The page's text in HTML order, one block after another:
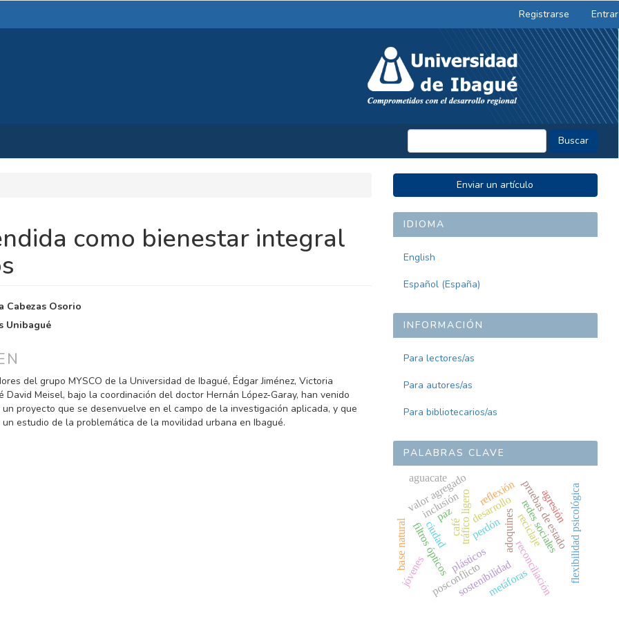
Registrarse Entrar
Buscar
como bienestar integral
Cabezas Osorio
Unibagué
del grupo MYSCO de la Universidad de Ibagué, Édgar Jiménez, Victoria
David Meisel, bajo la coordinación del doctor Hernán López-Garay, han venido
proyecto que se desenvuelve en el campo de la investigación aplicada, y que
estudio de la problemática de la movilidad urbana en Ibagué.
ENVIAR
UN
ARTÍCULO
Enviar un artículo
IDIOMA
English
Español (España)
INFORMACIÓN
Para lectores/as
Para autores/as
Para bibliotecarios/as
PALABRAS CLAVE
adoquinesreciclaje
plásticos
tráfico ligero
paz
posconflicto
café
sostenibilidad
desarrollo
perdón
reconciliación
reflexión
valor agregado pruebas de estado
metáforas flexibilidad psicológica
filtros ópticos
base natural
aguacate
redes sociales
inclusión
ciudad
agresión
jóvenes